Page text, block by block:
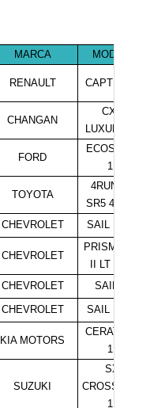
MARCA MODELO
RENAULT CAPTUR 1.5
CHANGAN
CX70
LUXURY 1.6
FORD
ECOSPORT
1.5
TOYOTA
4RUNNER
SR5 4x4 4.0
CHEVROLET SAIL LS 1.5
CHEVROLET
PRISMA 1.4L
II LT MT K
CHEVROLET
SAIL 1.5
CHEVROLET SAIL LS 1.5
KIA MOTORS
CERATO EX
1.6
SUZUKI
SX4
CROSSOVER
1.6